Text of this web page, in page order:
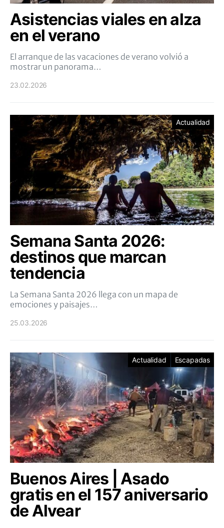
Asistencias viales en alza
en el verano
El arranque de las vacaciones de verano volvió a
mostrar un panorama…
23.02.2026
Actualidad
Semana Santa 2026:
destinos que marcan
tendencia
La Semana Santa 2026 llega con un mapa de
emociones y paisajes…
25.03.2026
Actualidad Escapadas
Buenos Aires | Asado
gratis en el 157 aniversario
de Alvear